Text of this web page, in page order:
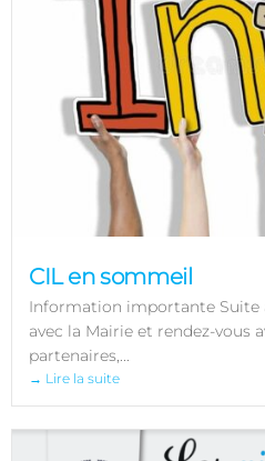
CIL en sommeil
Information importante Suite
avec la Mairie et rendez-vous
partenaires,...
→ Lire la suite